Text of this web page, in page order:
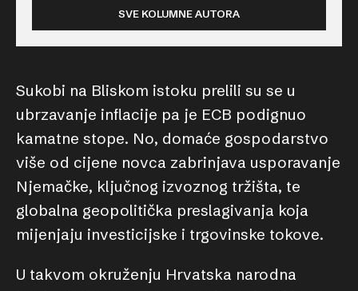
SVE KOLUMNE AUTORA
Sukobi na Bliskom istoku prelili su se u
ubrzavanje inflacije pa je ECB podignuo
kamatne stope. No, domaće gospodarstvo
više od cijene novca zabrinjava usporavanje
Njemačke, ključnog izvoznog tržišta, te
globalna geopolitička preslagivanja koja
mijenjaju investicijske i trgovinske tokove.
U takvom okruženju Hrvatska narodna